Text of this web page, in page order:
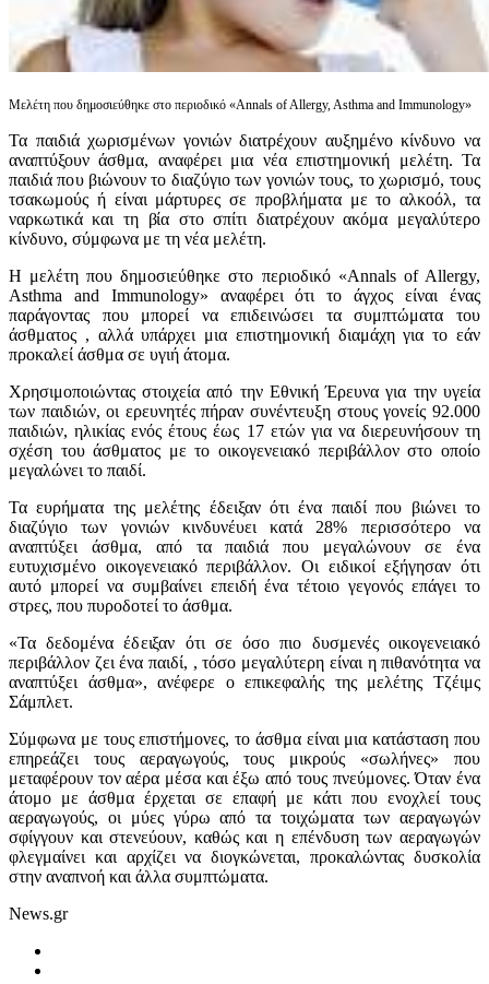
Μελέτη που δημοσιεύθηκε στο περιοδικό «Annals of Allergy, Asthma and Immunology»
Τα παιδιά χωρισμένων γονιών διατρέχουν αυξημένο κίνδυνο να
αναπτύξουν άσθμα, αναφέρει μια νέα επιστημονική μελέτη. Τα
παιδιά που βιώνουν το διαζύγιο των γονιών τους, το χωρισμό, τους
τσακωμούς ή είναι μάρτυρες σε προβλήματα με το αλκοόλ, τα
ναρκωτικά και τη βία στο σπίτι διατρέχουν ακόμα μεγαλύτερο
κίνδυνο, σύμφωνα με τη νέα μελέτη.
Η μελέτη που δημοσιεύθηκε στο περιοδικό «Annals of Allergy,
Asthma and Immunology» αναφέρει ότι το άγχος είναι ένας
παράγοντας που μπορεί να επιδεινώσει τα συμπτώματα του
άσθματος , αλλά υπάρχει μια επιστημονική διαμάχη για το εάν
προκαλεί άσθμα σε υγιή άτομα.
Χρησιμοποιώντας στοιχεία από την Εθνική Έρευνα για την υγεία
των παιδιών, οι ερευνητές πήραν συνέντευξη στους γονείς 92.000
παιδιών, ηλικίας ενός έτους έως 17 ετών για να διερευνήσουν τη
σχέση του άσθματος με το οικογενειακό περιβάλλον στο οποίο
μεγαλώνει το παιδί.
Τα ευρήματα της μελέτης έδειξαν ότι ένα παιδί που βιώνει το
διαζύγιο των γονιών κινδυνέυει κατά 28% περισσότερο να
αναπτύξει άσθμα, από τα παιδιά που μεγαλώνουν σε ένα
ευτυχισμένο οικογενειακό περιβάλλον. Οι ειδικοί εξήγησαν ότι
αυτό μπορεί να συμβαίνει επειδή ένα τέτοιο γεγονός επάγει το
στρες, που πυροδοτεί το άσθμα.
«Τα δεδομένα έδειξαν ότι σε όσο πιο δυσμενές οικογενειακό
περιβάλλον ζει ένα παιδί, , τόσο μεγαλύτερη είναι η πιθανότητα να
αναπτύξει άσθμα», ανέφερε ο επικεφαλής της μελέτης Τζέιμς
Σάμπλετ.
Σύμφωνα με τους επιστήμονες, το άσθμα είναι μια κατάσταση που
επηρεάζει τους αεραγωγούς, τους μικρούς «σωλήνες» που
μεταφέρουν τον αέρα μέσα και έξω από τους πνεύμονες. Όταν ένα
άτομο με άσθμα έρχεται σε επαφή με κάτι που ενοχλεί τους
αεραγωγούς, οι μύες γύρω από τα τοιχώματα των αεραγωγών
σφίγγουν και στενεύουν, καθώς και η επένδυση των αεραγωγών
φλεγμαίνει και αρχίζει να διογκώνεται, προκαλώντας δυσκολία
στην αναπνοή και άλλα συμπτώματα.
News.gr